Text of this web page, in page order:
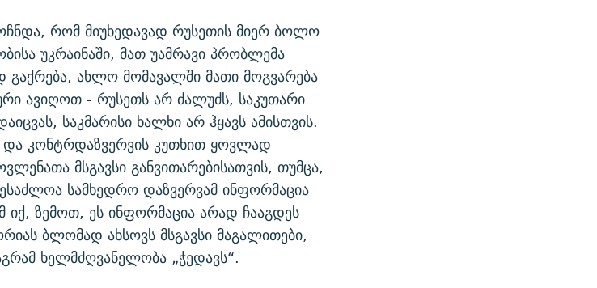
რომ მიუხედავად რუსეთის მიერ ბოლო
უკრაინაში, მათ უამრავი პრობლემა
ახლო მომავალში მათი მოგვარება
ავიღოთ - რუსეთს არ ძალუძს, საკუთარი
საკმარისი ხალხი არ ჰყავს ამისთვის.
კონტრდაზვერვის კუთხით ყოვლად
მსგავსი განვითარებისათვის, თუმცა,
სამხედრო დაზვერვამ ინფორმაცია
იქ, ზემოთ, ეს ინფორმაცია არად ჩააგდეს -
ბლომად ახსოვს მსგავსი მაგალითები,
ხელმძღვანელობა „ჭედავს“.